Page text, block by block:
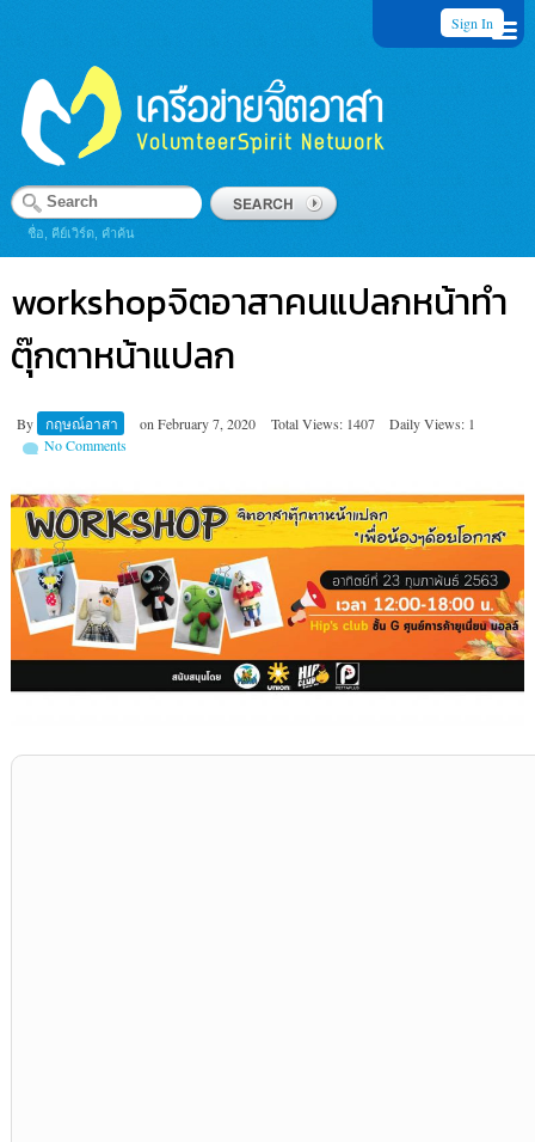
Sign In
ชื่อ, คีย์เวิร์ด, คำค้น
workshopจิตอาสาคนแปลกหน้าทำ
ตุ๊กตาหน้าแปลก
By กฤษณ์อาสา on February 7, 2020 Total Views: 1407
Daily Views: 1
No Comments